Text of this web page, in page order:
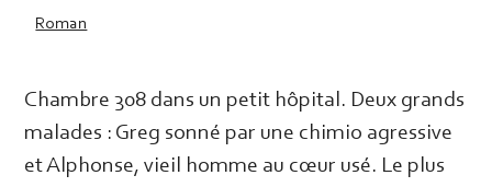
Roman
Chambre 308 dans un petit hôpital. Deux grands
malades : Greg sonné par une chimio agressive
et Alphonse, vieil homme au cœur usé. Le plus